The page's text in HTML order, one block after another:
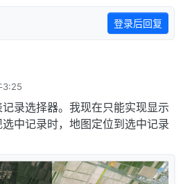
登录后回复
3:25
录选择器。我现在只能实现显示
中记录时，地图定位到选中记录